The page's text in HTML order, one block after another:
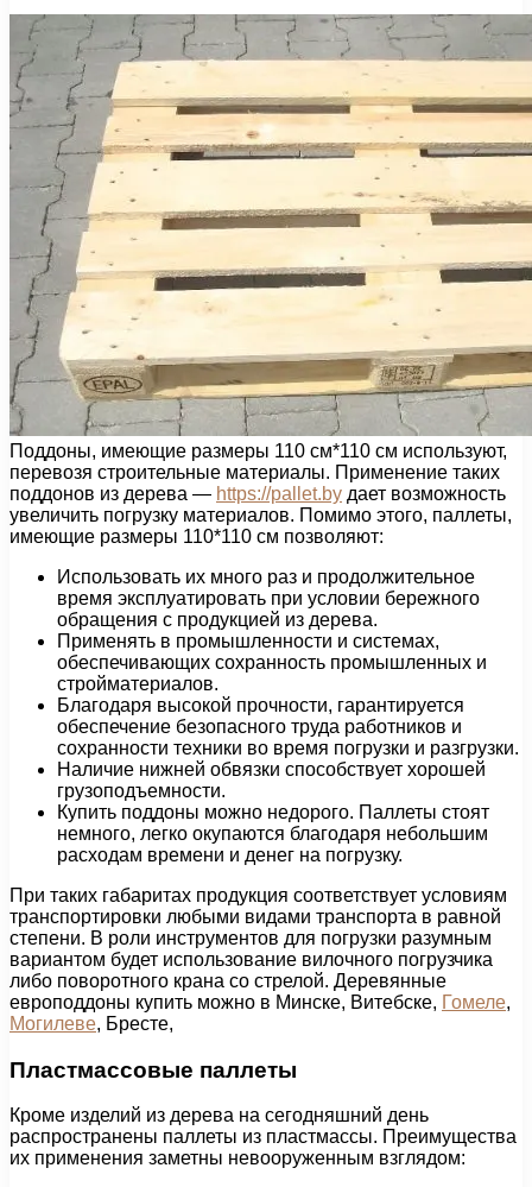
Поддоны, имеющие размеры 110 см*110 см используют,
перевозя строительные материалы. Применение таких
поддонов из дерева — https://pallet.by дает возможность
увеличить погрузку материалов. Помимо этого, паллеты,
имеющие размеры 110*110 см позволяют:
Использовать их много раз и продолжительное
время эксплуатировать при условии бережного
обращения с продукцией из дерева.
Применять в промышленности и системах,
обеспечивающих сохранность промышленных и
стройматериалов.
Благодаря высокой прочности, гарантируется
обеспечение безопасного труда работников и
сохранности техники во время погрузки и разгрузки.
Наличие нижней обвязки способствует хорошей
грузоподъемности.
Купить поддоны можно недорого. Паллеты стоят
немного, легко окупаются благодаря небольшим
расходам времени и денег на погрузку.
При таких габаритах продукция соответствует условиям
транспортировки любыми видами транспорта в равной
степени. В роли инструментов для погрузки разумным
вариантом будет использование вилочного погрузчика
либо поворотного крана со стрелой. Деревянные
европоддоны купить можно в Минске, Витебске, Гомеле,
Могилеве, Бресте,
Пластмассовые паллеты
Кроме изделий из дерева на сегодняшний день
распространены паллеты из пластмассы. Преимущества
их применения заметны невооруженным взглядом: